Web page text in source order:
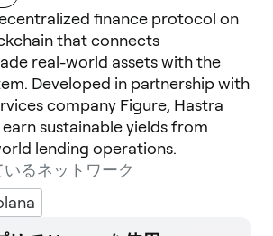
finance protocol on
that connects
real-world assets with the
Developed in partnership with
company Figure, Hastra
sustainable yields from
lending operations.
るネットワーク